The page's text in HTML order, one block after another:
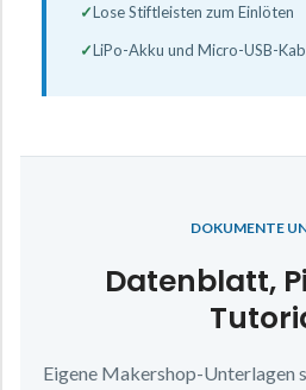
✓Lose Stiftleisten zum Einlöten
✓LiPo-Akku und Micro-USB-
DOKUMENTE
Datenblatt,
Eigene Makershop-Unterlagen